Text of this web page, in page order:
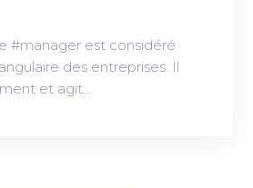
#manager est considéré
des entreprises. Il
et agit…